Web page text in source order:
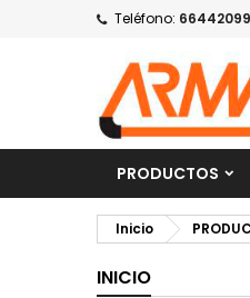
Teléfono:
PRODUCTOS
Inicio
INICIO